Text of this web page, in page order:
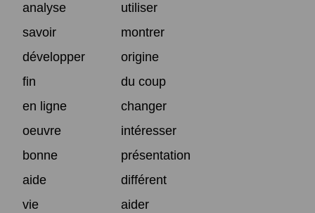
analyse
utiliser
savoir
montrer
développer
origine
fin
du coup
en ligne
changer
oeuvre
intéresser
bonne
présentation
aide
différent
vie
aider